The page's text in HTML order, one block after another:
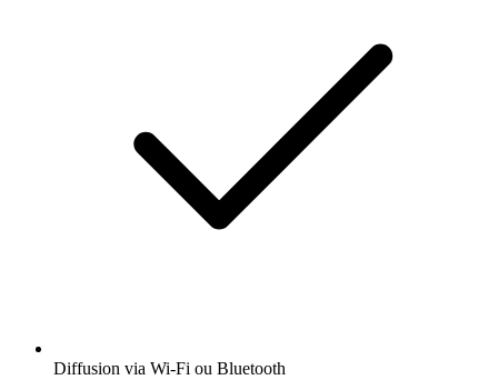
Diffusion via Wi-Fi ou Bluetooth